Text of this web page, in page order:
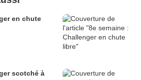
en chute
scotché à